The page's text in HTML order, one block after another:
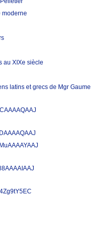
moderne
au XIXe siècle
latins et grecs de Mgr Gaume